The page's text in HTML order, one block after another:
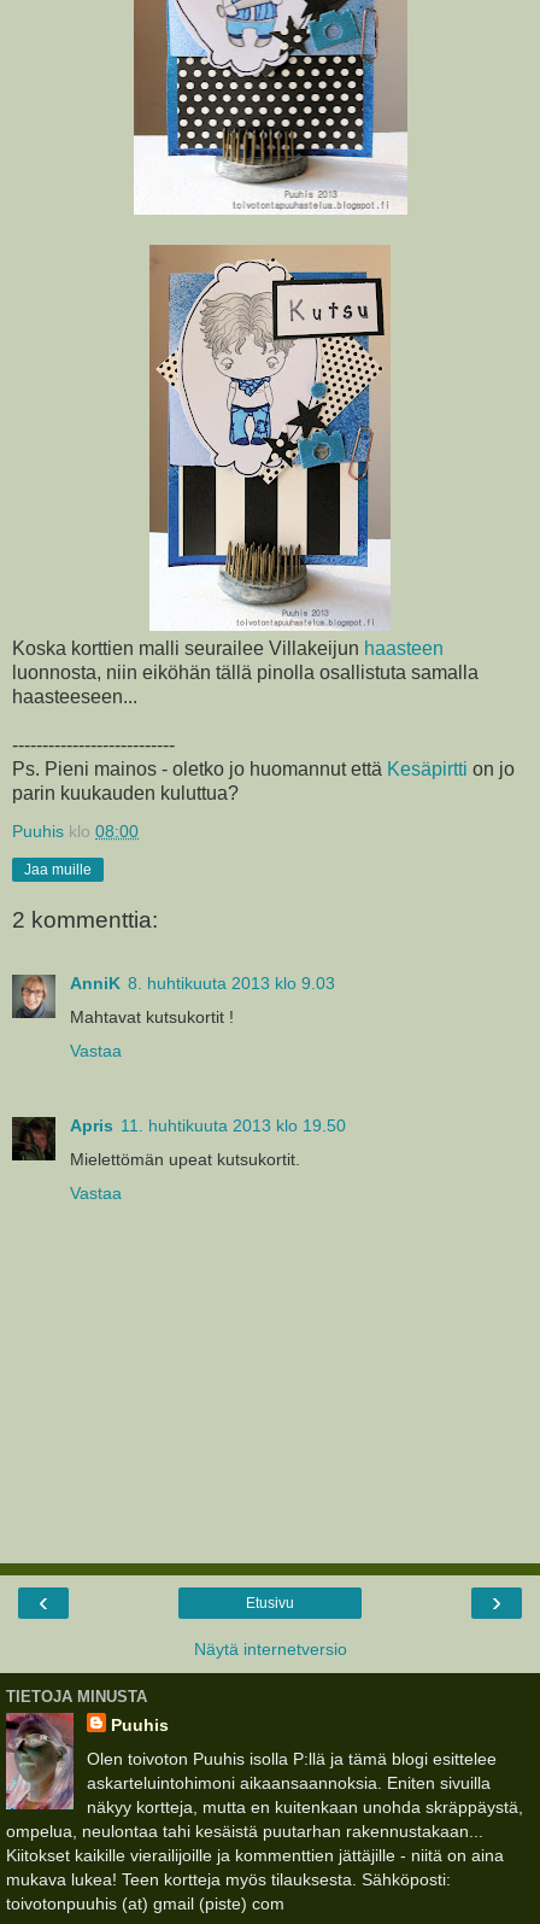
Koska korttien malli seurailee Villakeijun haasteen
luonnosta, niin eiköhän tällä pinolla osallistuta samalla
haasteeseen...
---------------------------
Ps. Pieni mainos - oletko jo huomannut että Kesäpirtti on jo
parin kuukauden kuluttua?
Puuhis klo 08:00
Jaa muille
2 kommenttia:
AnniK 8. huhtikuuta 2013 klo 9.03
Mahtavat kutsukortit !
Vastaa
Apris 11. huhtikuuta 2013 klo 19.50
Mielettömän upeat kutsukortit.
Vastaa
‹ ›
Etusivu
Näytä internetversio
TIETOJA MINUSTA
Puuhis
Olen toivoton Puuhis isolla P:llä ja tämä blogi esittelee
askarteluintohimoni aikaansaannoksia. Eniten sivuilla
näkyy kortteja, mutta en kuitenkaan unohda skräppäystä,
ompelua, neulontaa tahi kesäistä puutarhan rakennustakaan...
Kiitokset kaikille vierailijoille ja kommenttien jättäjille - niitä on aina
mukava lukea! Teen kortteja myös tilauksesta. Sähköposti:
toivotonpuuhis (at) gmail (piste) com